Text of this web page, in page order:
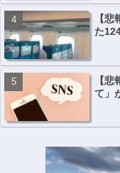
【
た
【
て」